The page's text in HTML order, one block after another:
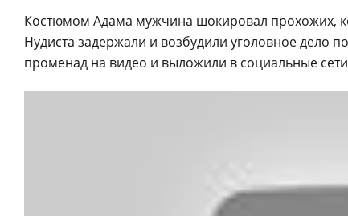
Костюмом Адама мужчина шокировал прохожих,
Нудиста задержали и возбудили уголовное дело
променад на видео и выложили в социальные